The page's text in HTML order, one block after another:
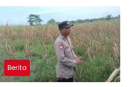
kepada
Berita